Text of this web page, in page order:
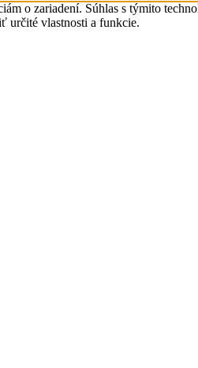
o zariadení. Súhlas s týmito
určité vlastnosti a funkcie.